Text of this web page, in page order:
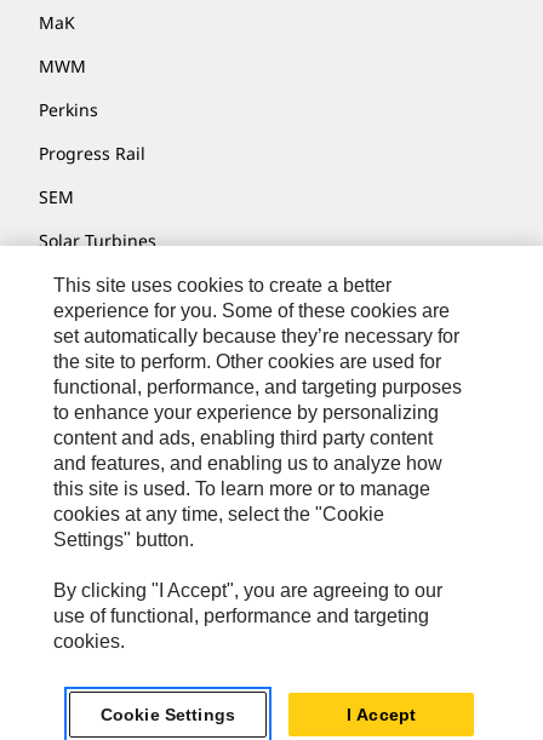
MaK
MWM
Perkins
Progress Rail
SEM
Solar Turbines
SPM Oil & Gas
Turner Powertrain Systems
Kontakt/Imprint
Sitemap
Cookie Settings
Rechtliche Hinweise
Datenschutzerklärung
Cat.com
Caterpillar © 2026. Alle Rechte vorbehalten.
This site uses cookies to create a better
experience for you. Some of these cookies are
set automatically because they’re necessary for
the site to perform. Other cookies are used for
functional, performance, and targeting purposes
to enhance your experience by personalizing
content and ads, enabling third party content
and features, and enabling us to analyze how
this site is used. To learn more or to manage
cookies at any time, select the "Cookie
Settings" button.
By clicking "I Accept", you are agreeing to our
use of functional, performance and targeting
cookies.
Cookie Settings I Accept